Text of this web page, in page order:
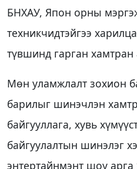
БНХАУ, Япон орны
техникчидтэйгээ
түвшинд гарган
Мөн уламжлалт зохион
барилыг шинэчлэн
байгууллага, хувь
байгуулалтын шинэлэг
энтертайнмэнт шоу арга